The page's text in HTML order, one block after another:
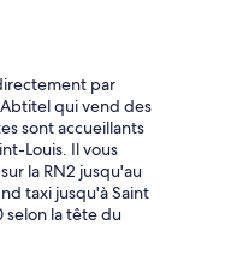
par
qui vend des
sont accueillants
Louis. Il vous
la RN2 jusqu'au
taxi jusqu'à Saint
la tête du